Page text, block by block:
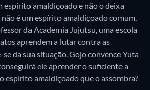
amaldiçoado e não o deixa
não é um espírito amaldiçoado comum,
da Academia Jujutsu, uma escola
aprendem a lutar contra as
da sua situação. Gojo convence Yuta
ele aprender o suficiente a
espírito amaldiçoado que o assombra?